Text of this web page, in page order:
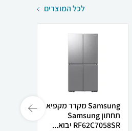
לכל המוצרים
Samsung מקרר ‏מקפיא
תחתון Samsung
RF62C7058SR יבוא...